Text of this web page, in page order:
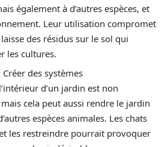
également à d’autres espèces, et
Leur utilisation compromet
des résidus sur le sol qui
les cultures.
Créer des systèmes
d’un jardin est non
cela peut aussi rendre le jardin
espèces animales. Les chats
les restreindre pourrait provoquer